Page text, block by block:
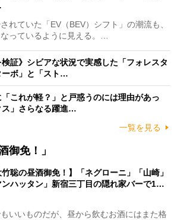
れていた「EV（BEV）シフト」の潮流も、
っているように見える。…
検証》シビアな状況で実感した「フォレスタ
ボ」と「スト…
これが軽？」と戸惑うのには理由があっ
」さらなる躍進…
一覧を見る
御免！」
竹聡の昼酒御免！】「ネグローニ」「山崎」
ンハッタン」新宿三丁目の隠れ家バーで1…
いいものだが、昼から飲むお酒にはまた格